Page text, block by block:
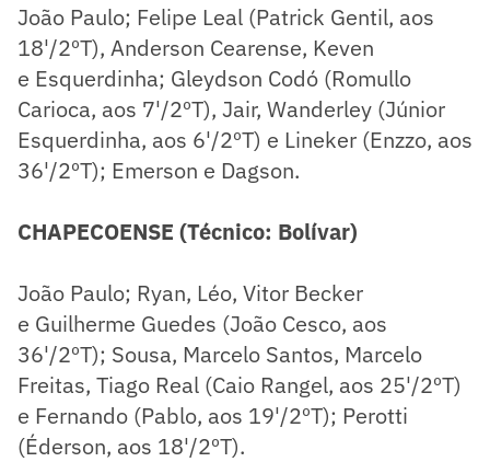
João Paulo; Felipe Leal (Patrick Gentil, aos
18'/2ºT), Anderson Cearense, Keven
e Esquerdinha; Gleydson Codó (Romullo
Carioca, aos 7'/2ºT), Jair, Wanderley (Júnior
Esquerdinha, aos 6'/2ºT) e Lineker (Enzzo, aos
36'/2ºT); Emerson e Dagson.
CHAPECOENSE (Técnico: Bolívar)
João Paulo; Ryan, Léo, Vitor Becker
e Guilherme Guedes (João Cesco, aos
36'/2ºT); Sousa, Marcelo Santos, Marcelo
Freitas, Tiago Real (Caio Rangel, aos 25'/2ºT)
e Fernando (Pablo, aos 19'/2ºT); Perotti
(Éderson, aos 18'/2ºT).